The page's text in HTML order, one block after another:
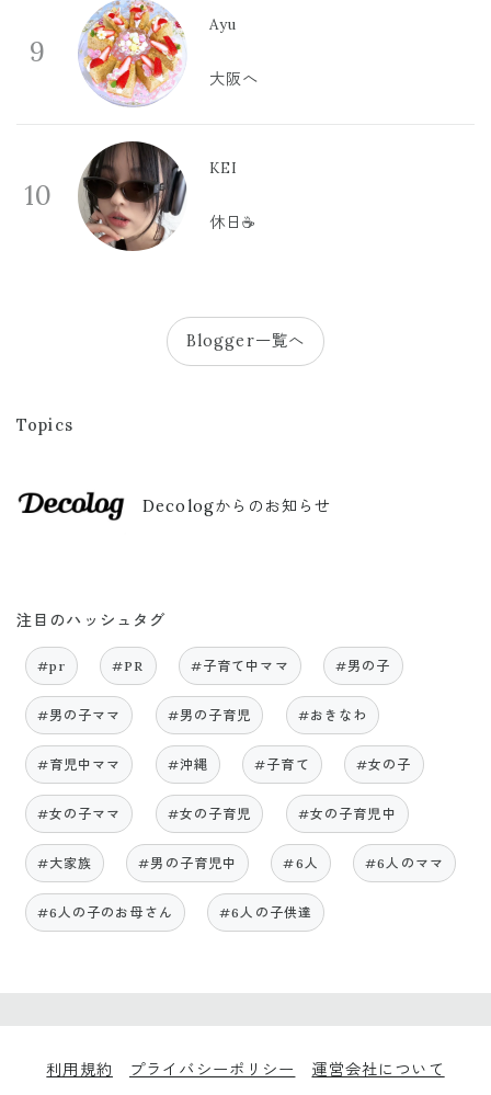
9
Ayu
大阪へ
10
KEI
休日☕️
Blogger一覧へ
Topics
Decologからのお知らせ
注目のハッシュタグ
#pr #PR #子育て中ママ #男の子
#男の子ママ #男の子育児 #おきなわ
#育児中ママ #沖縄 #子育て #女の子
#女の子ママ #女の子育児 #女の子育児中
#大家族 #男の子育児中 #6人 #6人のママ
#6人の子のお母さん #6人の子供達
利用規約 プライバシーポリシー 運営会社について